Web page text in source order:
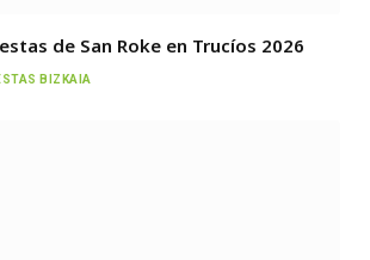
de San Roke en Trucíos 2026
BIZKAIA